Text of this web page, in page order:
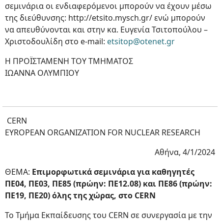
σεμινάρια οι ενδιαφερόμενοι μπορούν να έχουν μέσω
της διεύθυνσης: http://etsito.mysch.gr/ ενώ μπορούν
να απευθύνονται και στην κα. Ευγενία Τσιτοπούλου –
Χριστοδουλίδη στο e-mail: etsitop@otenet.gr
Η ΠΡΟΪΣΤΑΜΕΝΗ ΤΟΥ ΤΜΗΜΑΤΟΣ
ΙΩΑΝΝΑ ΟΛΥΜΠΙΟΥ
CERN
EYROPEAN ORGANIZATION FOR NUCLEAR RESEARCH
Αθήνα, 4/1/2024
ΘΕΜΑ: Επιμορφωτικά σεμινάρια για καθηγητές
ΠΕ04, ΠΕ03, ΠΕ85 (πρώην: ΠΕ12.08) και ΠΕ86 (πρώην:
ΠΕ19, ΠΕ20) όλης της χώρας, στο CERN
Το Τμήμα Εκπαίδευσης του CERN σε συνεργασία με την